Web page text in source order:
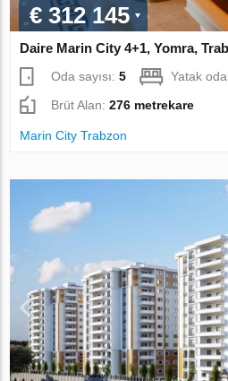
€ 312 145
Daire Marin City 4+1, Yomra,
Oda sayısı:5 Yatak
Brüt Alan:276 metrekare
Marin City Trabzon